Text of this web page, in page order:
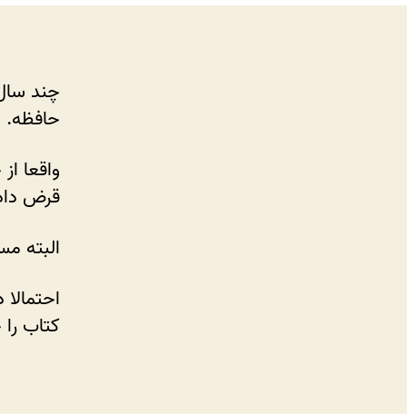
چند
حافظه.
واقعا
قرض
البته
کتاب را